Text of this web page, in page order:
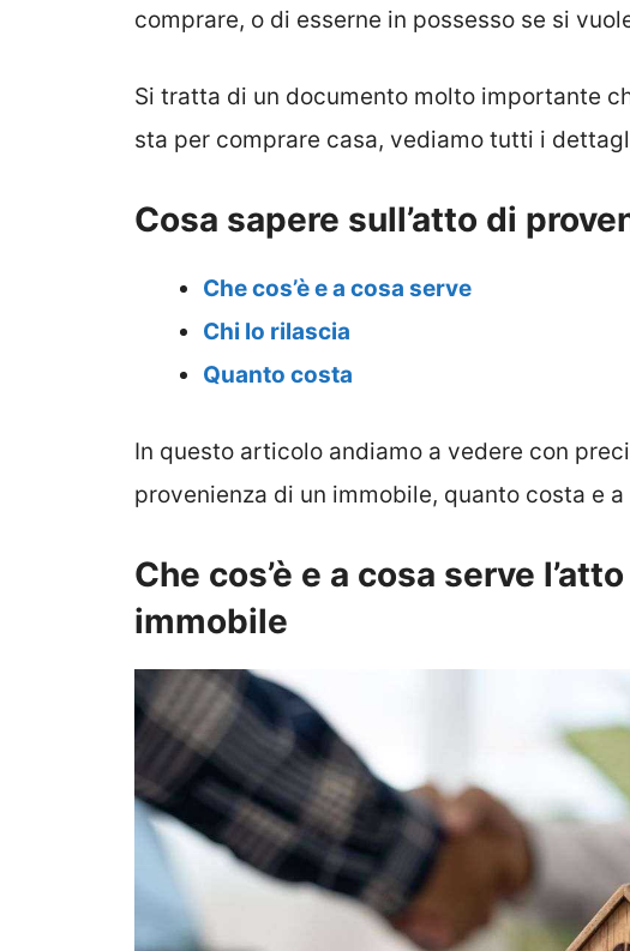
comprare, o di esserne in possesso se si
Si tratta di un documento molto importante
sta per comprare casa, vediamo tutti i
Cosa sapere sull’atto di
Che cos’è e a cosa serve
Chi lo rilascia
Quanto costa
In questo articolo andiamo a vedere con
provenienza di un immobile, quanto costa e
Che cos’è e a cosa serve
immobile